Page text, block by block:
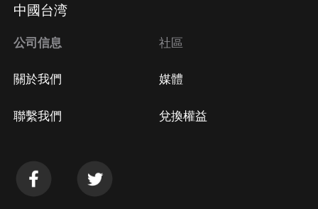
中國台湾
公司信息
關於我們
聯繫我們
社區
媒體
兌換權益